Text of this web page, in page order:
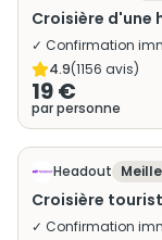
Croisière d'une
✓ Confirmation
4.9(1156 avis)
19 €
par personne
Headout
Croisière
✓ Confirmation